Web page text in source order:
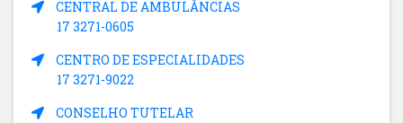
CENTRAL DE AMBULÂNCIAS
17 3271-0605
CENTRO DE ESPECIALIDADES
17 3271-9022
CONSELHO TUTELAR